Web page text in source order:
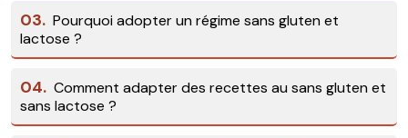
03. Pourquoi adopter un régime sans gluten et
lactose ?
04. Comment adapter des recettes au sans gluten et
sans lactose ?